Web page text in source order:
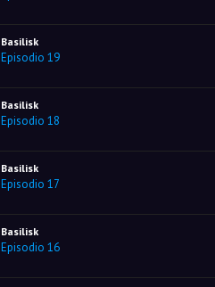
Basilisk
Episodio 19
Basilisk
Episodio 18
Basilisk
Episodio 17
Basilisk
Episodio 16